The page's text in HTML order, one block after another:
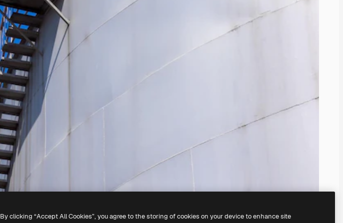
By clicking “Accept All Cookies”, you agree to the storing of cookies on your device to enhance site